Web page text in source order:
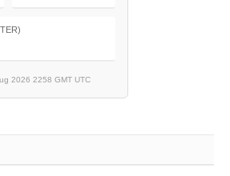
2026 2258 GMT UTC